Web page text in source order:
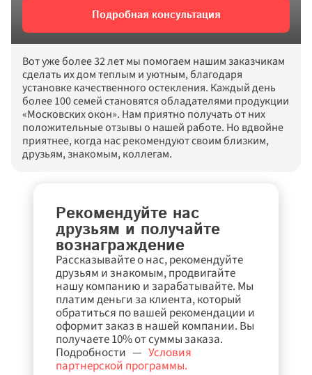
Подробная консультация
Вот уже более 32 лет мы помогаем нашим заказчикам
сделать их дом теплым и уютным, благодаря
установке качественного остекления. Каждый день
более 100 семей становятся обладателями продукции
«Московских окон». Нам приятно получать от них
положительные отзывы о нашей работе. Но вдвойне
приятнее, когда нас рекомендуют своим близким,
друзьям, знакомым, коллегам.
Рекомендуйте нас
друзьям и получайте
вознаграждение
Рассказывайте о нас, рекомендуйте
друзьям и знакомым, продвигайте
нашу компанию и зарабатывайте. Мы
платим деньги за клиента, который
обратиться по вашей рекомендации и
оформит заказ в нашей компании. Вы
получаете 10% от суммы заказа.
Подробности — Условия
партнерской программы.